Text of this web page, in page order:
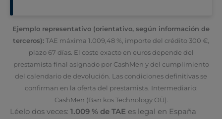
Ejemplo representativo (orientativo, según información de
terceros):TAE máxima 1.009,48 %, importe del crédito 300 €,
plazo 67 días. El coste exacto en euros depende del
prestamista final asignado por CashMen y del cumplimiento
del calendario de devolución. Las condiciones definitivas se
confirman en la oferta del prestamista. Intermediario:
CashMen (Ban kos Technology OÜ).
Léelo dos veces: 1.009 % de TAE es legal en España